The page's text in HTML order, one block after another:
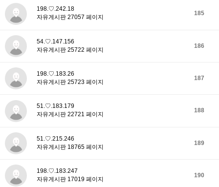
185
198.♡.242.18
자유게시판 27057 페이지
186
54.♡.147.156
자유게시판 25722 페이지
187
198.♡.183.26
자유게시판 25723 페이지
188
51.♡.183.179
자유게시판 22721 페이지
189
51.♡.215.246
자유게시판 18765 페이지
190
198.♡.183.247
자유게시판 17019 페이지